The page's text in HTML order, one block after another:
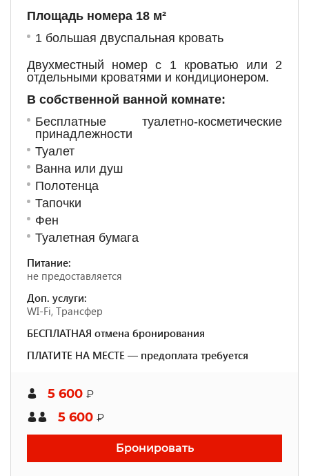
Площадь номера 18 м²
1 большая двуспальная кровать
Двухместный номер с 1 кроватью или 2
отдельными кроватями и кондиционером.
В собственной ванной комнате:
Бесплатные туалетно-косметические
принадлежности
Туалет
Ванна или душ
Полотенца
Тапочки
Фен
Туалетная бумага
Питание:
не предоставляется
Доп. услуги:
WI-Fi, Трансфер
БЕСПЛАТНАЯ отмена бронирования
ПЛАТИТЕ НА МЕСТЕ — предоплата требуется
5 600 ₽
5 600 ₽
Бронировать